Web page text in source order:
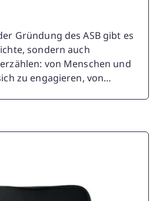
Gründung des ASB gibt es
sondern auch
von Menschen und
zu engagieren, von
Lauf der Dinge im ASB